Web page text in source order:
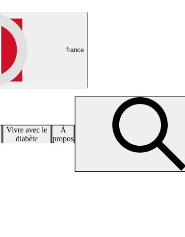
france
Vivre avec le
diabète
À
propos